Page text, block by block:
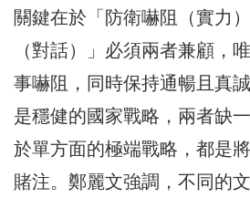
關鍵在於「防衛嚇阻（實力
（對話）」必須兩者兼顧，
事嚇阻，同時保持通暢且真
是穩健的國家戰略，兩者缺
於單方面的極端戰略，都是
賭注。鄭麗文強調，不同的